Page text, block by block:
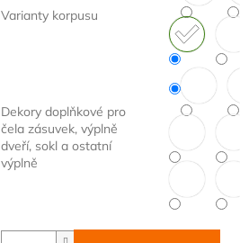
Varianty korpusu
Dekory doplňkové pro
čela zásuvek, výplně
dveří, sokl a ostatní
výplně